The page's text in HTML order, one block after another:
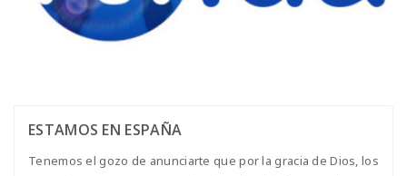
ESTAMOS EN ESPAÑA
Tenemos el gozo de anunciarte que por la gracia de Dios, los